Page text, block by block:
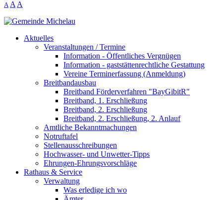
A A A
Aktuelles
Veranstaltungen / Termine
Information - Öffentliches Vergnügen
Information - gaststättenrechtliche Gestattung
Vereine Terminerfassung (Anmeldung)
Breitbandausbau
Breitband Förderverfahren "BayGibitR"
Breitband, 1. Erschließung
Breitband, 2. Erschließung
Breitband, 2. Erschließung, 2. Anlauf
Amtliche Bekanntmachungen
Notruftafel
Stellenausschreibungen
Hochwasser- und Unwetter-Tipps
Ehrungen-Ehrungsvorschläge
Rathaus & Service
Verwaltung
Was erledige ich wo